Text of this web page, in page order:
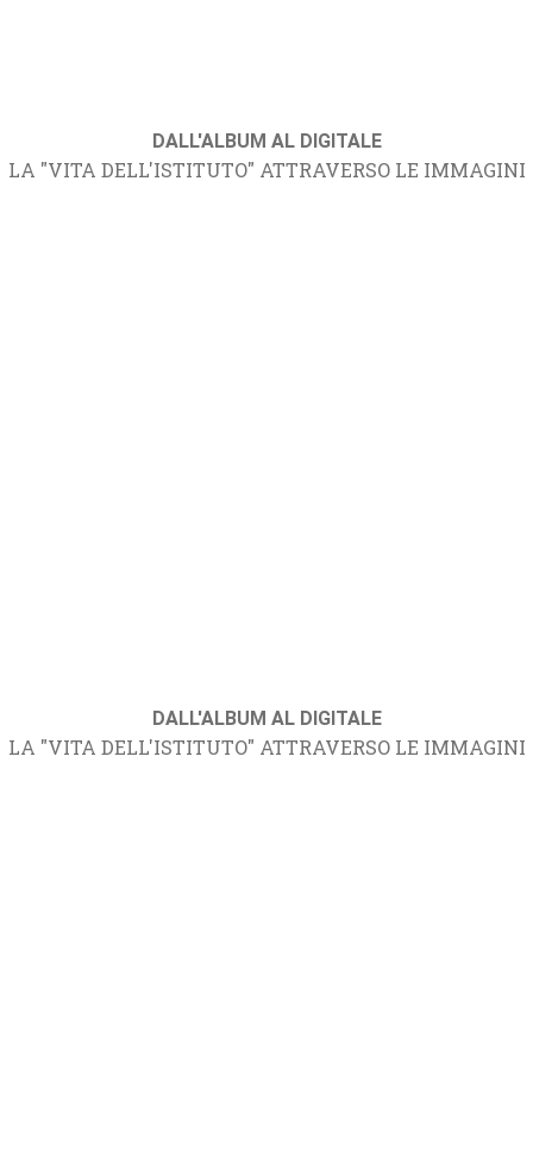
DALL'ALBUM AL DIGITALE
LA "VITA DELL'ISTITUTO" ATTRAVERSO LE IMMAGINI
DALL'ALBUM AL DIGITALE
LA "VITA DELL'ISTITUTO" ATTRAVERSO LE IMMAGINI